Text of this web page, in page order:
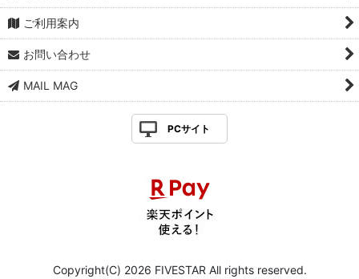
ご利用案内
お問い合わせ
MAIL MAG
PCサイト
Copyright(C) 2026 FIVESTAR All rights reserved.